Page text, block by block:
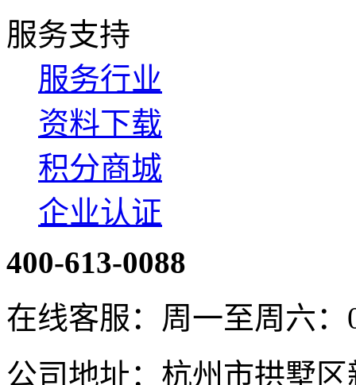
服务支持
服务行业
资料下载
积分商城
企业认证
400-613-0088
在线客服：周一至周六：
公司地址：杭州市拱墅